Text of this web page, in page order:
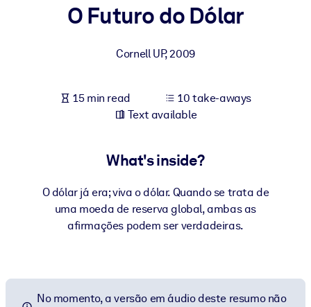
For Corporate Libraries
Fuel your AI systems with reliable, structured knowledge to
outputs.
O Futuro do Dólar
Cornell UP,2009
15 min read
10 take-aways
Text available
What's inside?
O dólar já era; viva o dólar. Quando se trata de
uma moeda de reserva global, ambas as
afirmações podem ser verdadeiras.
No momento, a versão em áudio deste resumo não